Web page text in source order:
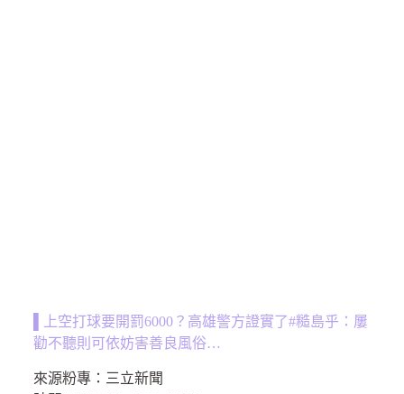
▌上空打球要開罰6000？高雄警方證實了#糙島乎：屢
勸不聽則可依妨害善良風俗…
來源粉專： 三立新聞